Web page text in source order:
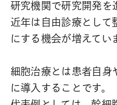
研究機関で研究開発を
近年は自由診療として
にする機会が増えてい
細胞治療とは患者自身
に導入することです。